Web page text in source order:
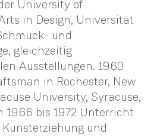
University of
in Design, Universität
und
gleichzeitig
Ausstellungen. 1960
in Rochester, New
University, Syracuse,
1966 bis 1972 Unterricht
und